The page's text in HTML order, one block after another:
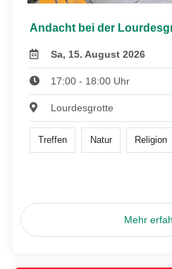
Andacht bei der
Sa, 15. August 2026
17:00 - 18:00 Uhr
Lourdesgrotte
Treffen Natur Religion
Mehr